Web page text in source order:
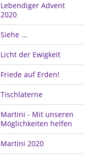
Lebendiger Advent
2020
Siehe ...
Licht der Ewigkeit
Friede auf Erden!
Tischlaterne
Martini - Mit unseren
Möglichkeiten helfen
Martini 2020